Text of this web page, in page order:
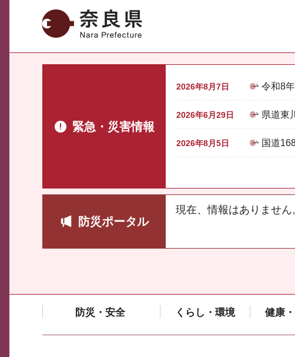
奈良県
緊急・災害情報
2026年8月7日 令和8
2026年6月29日 県道東
2026年8月5日 国道
防災ポータル
現在、情報はありません
防災・安全 くらし・環境 健康